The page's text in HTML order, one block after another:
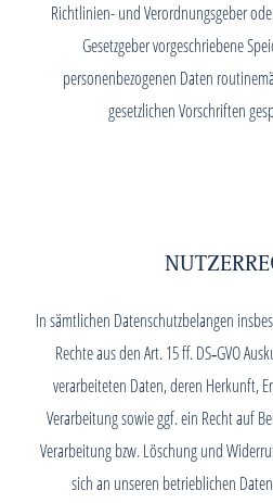
Richtlinien- und Verordnungsgeber
Gesetzgeber vorgeschriebene
personenbezogenen Daten
gesetzlichen Vorschriften
In sämtlichen Datenschutzbelangen
Rechte aus den Art. 15 ff. DS‑GVO
verarbeiteten Daten, deren Herkunft,
Verarbeitung sowie ggf. ein Recht auf
Verarbeitung bzw. Löschung und
sich an unseren betrieblichen